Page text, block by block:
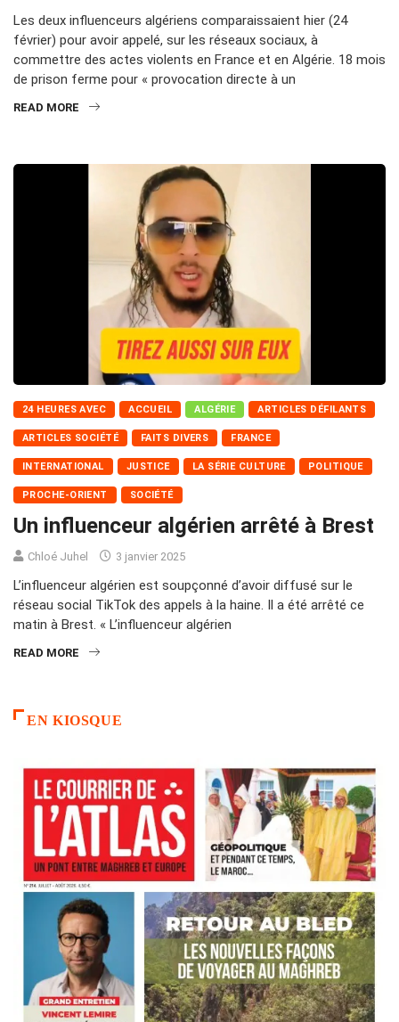
Les deux influenceurs algériens comparaissaient hier (24
février) pour avoir appelé, sur les réseaux sociaux, à
commettre des actes violents en France et en Algérie. 18 mois
de prison ferme pour « provocation directe à un
READ MORE
24 HEURES AVEC ACCUEIL ALGÉRIE ARTICLES DÉFILANTS
ARTICLES SOCIÉTÉ FAITS DIVERS FRANCE
INTERNATIONAL JUSTICE LA SÉRIE CULTURE POLITIQUE
PROCHE-ORIENT SOCIÉTÉ
Un influenceur algérien arrêté à Brest
Chloé Juhel 3 janvier 2025
L’influenceur algérien est soupçonné d’avoir diffusé sur le
réseau social TikTok des appels à la haine. Il a été arrêté ce
matin à Brest. « L’influenceur algérien
READ MORE
EN KIOSQUE